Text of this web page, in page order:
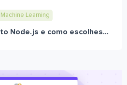
Learning
Node.js e como escolhes...